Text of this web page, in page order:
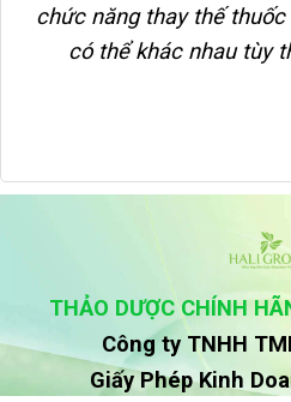
chức năng thay thế
có thể khác nhau tùy
THẢO DƯỢC CHÍNH
Công ty TNHH
Giấy Phép Kinh